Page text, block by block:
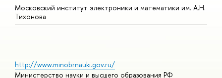
Московский институт электроники и математики им. А.Н.
Тихонова
http://www.minobrnauki.gov.ru/
Министерство науки и высшего образования РФ